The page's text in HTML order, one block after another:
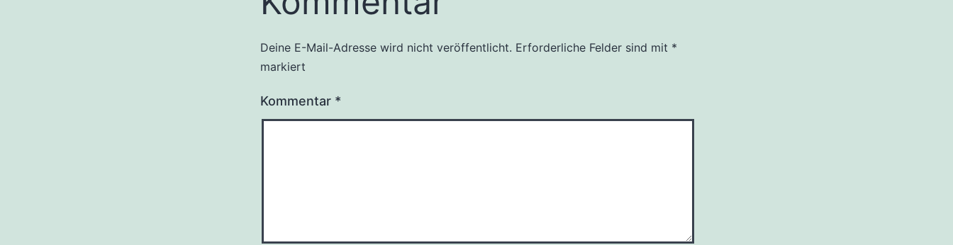
Deine E-Mail-Adresse wird nicht veröffentlicht. Erforderliche Felder sind mit *
markiert
Kommentar *